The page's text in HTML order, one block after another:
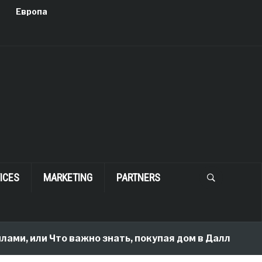
Европа
MARKETING PARTNERS
Что важно знать, покупая дом в Далласе